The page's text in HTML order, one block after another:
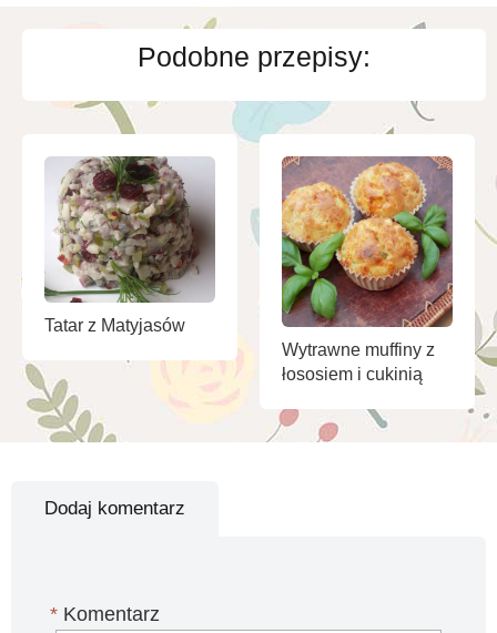
Podobne przepisy:
Tatar z Matyjasów
Wytrawne muffiny z
łososiem i cukinią
Dodaj komentarz
Komentarz
*